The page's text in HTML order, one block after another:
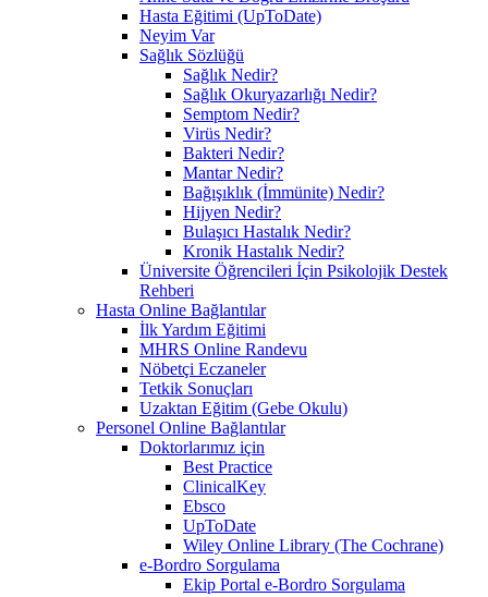
Hasta Eğitimi (UpToDate)
Neyim Var
Sağlık Sözlüğü
Sağlık Nedir?
Sağlık Okuryazarlığı Nedir?
Semptom Nedir?
Virüs Nedir?
Bakteri Nedir?
Mantar Nedir?
Bağışıklık (İmmünite) Nedir?
Hijyen Nedir?
Bulaşıcı Hastalık Nedir?
Kronik Hastalık Nedir?
Üniversite Öğrencileri İçin Psikolojik Destek
Rehberi
Hasta Online Bağlantılar
İlk Yardım Eğitimi
MHRS Online Randevu
Nöbetçi Eczaneler
Tetkik Sonuçları
Uzaktan Eğitim (Gebe Okulu)
Personel Online Bağlantılar
Doktorlarımız için
Best Practice
ClinicalKey
Ebsco
UpToDate
Wiley Online Library (The Cochrane)
e-Bordro Sorgulama
Ekip Portal e-Bordro Sorgulama